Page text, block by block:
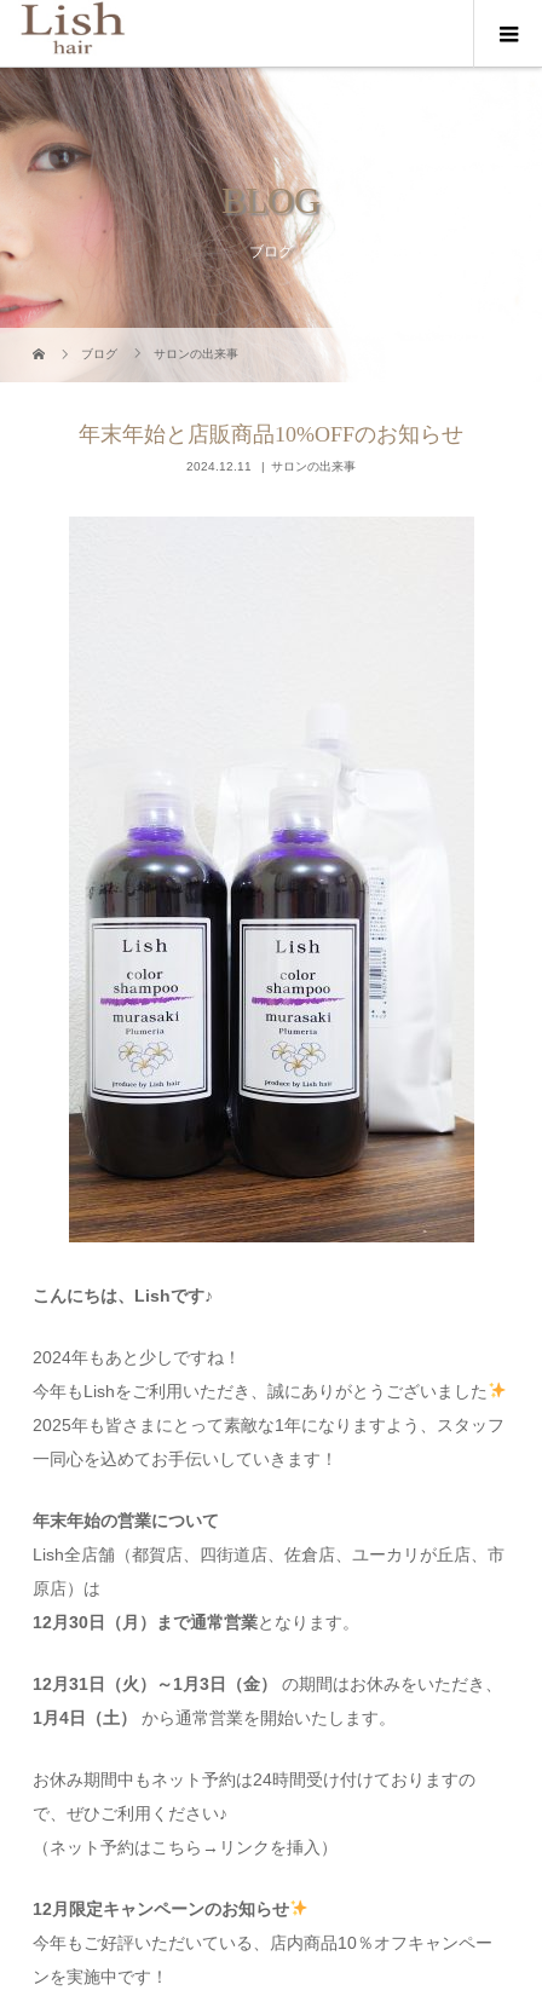
BLOG
ブログ
ブログ サロンの出来事
年末年始と店販商品10%OFFのお知らせ
2024.12.11 サロンの出来事
こんにちは、Lishです♪
2024年もあと少しですね！
今年もLishをご利用いただき、誠にありがとうございました
2025年も皆さまにとって素敵な1年になりますよう、スタッフ
一同心を込めてお手伝いしていきます！
年末年始の営業について
Lish全店舗（都賀店、四街道店、佐倉店、ユーカリが丘店、市
原店）は
12月30日（月）まで通常営業となります。
12月31日（火）～1月3日（金）
の期間はお休みをいただき、
1月4日（土）
から通常営業を開始いたします。
お休み期間中もネット予約は24時間受け付けておりますの
で、ぜひご利用ください♪
（ネット予約はこちら→リンクを挿入）
12月限定キャンペーンのお知らせ
今年もご好評いただいている、店内商品10％オフキャンペー
ンを実施中です！